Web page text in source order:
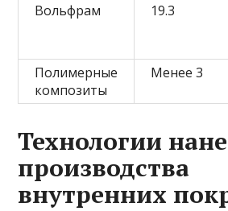
Вольфрам 19.3
Полимерные
композиты
Менее 3
Технологии
производства
внутренних